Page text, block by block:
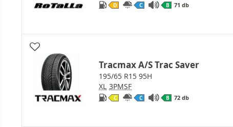
D C B 71 db
Tracmax A/S Trac Saver
195/65 R15 95H
XL 3PMSF
C C B 72 db